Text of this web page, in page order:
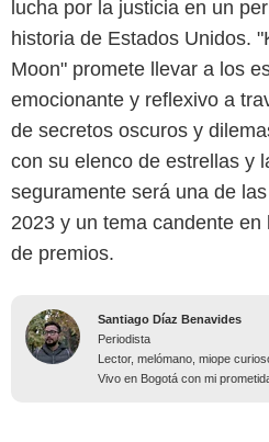
lucha por la justicia en un
historia de Estados Unidos.
Moon" promete llevar a los
emocionante y reflexivo a
de secretos oscuros y
con su elenco de estrellas y
seguramente será una de
2023 y un tema candente
de premios.
Santiago Díaz Benavides
Periodista
Lector, melómano, miope
Vivo en Bogotá con mi